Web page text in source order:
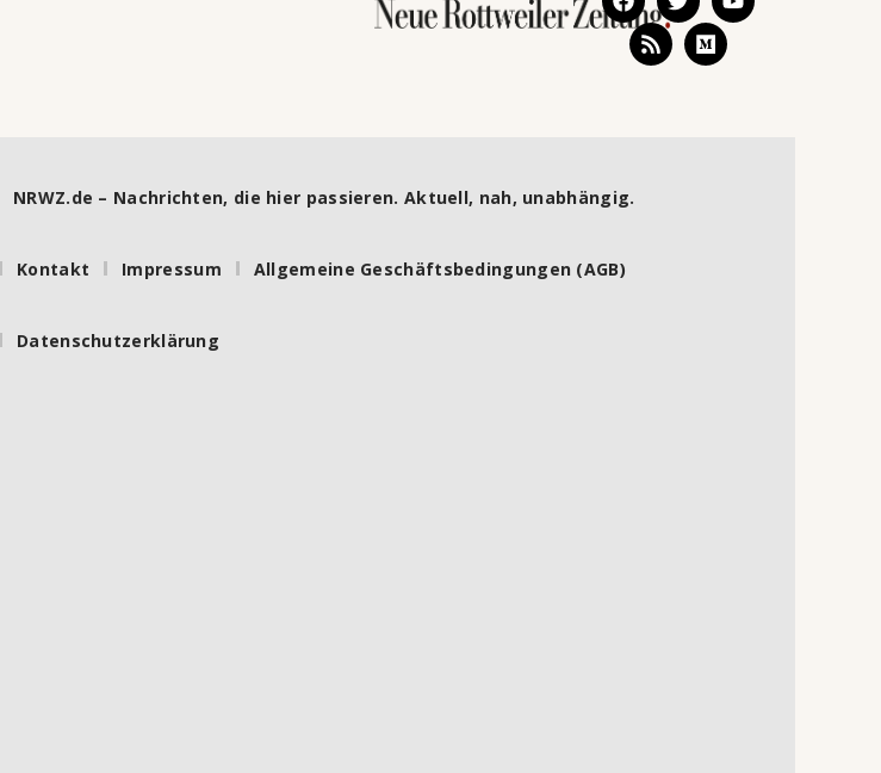
NRWZ.de – Nachrichten, die hier passieren. Aktuell, nah, unabhängig.
Kontakt Impressum Allgemeine Geschäftsbedingungen (AGB)
Datenschutzerklärung